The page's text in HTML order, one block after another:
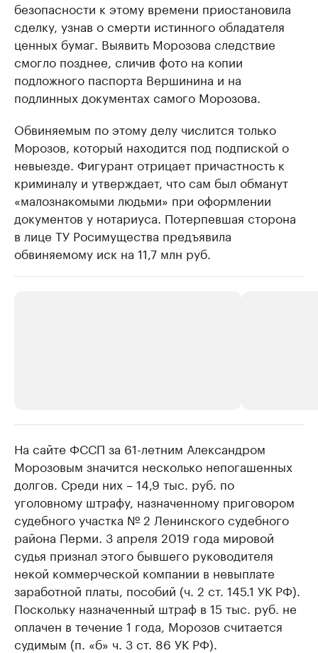
безопасности к этому времени приостановила
сделку, узнав о смерти истинного обладателя
ценных бумаг. Выявить Морозова следствие
смогло позднее, сличив фото на копии
подложного паспорта Вершинина и на
подлинных документах самого Морозова.
Обвиняемым по этому делу числится только
Морозов, который находится под подпиской о
невыезде. Фигурант отрицает причастность к
криминалу и утверждает, что сам был обманут
«малознакомыми людьми» при оформлении
документов у нотариуса. Потерпевшая сторона
в лице ТУ Росимущества предъявила
обвиняемому иск на 11,7 млн руб.
Крупные организации в
нефтегазовой промышленности
Найдите и проверьте данные в каталоге Посмотрите
На сайте ФССП за 61-летним Александром
Морозовым значится несколько непогашенных
долгов. Среди них – 14,9 тыс. руб. по
уголовному штрафу, назначенному приговором
судебного участка № 2 Ленинского судебного
района Перми. 3 апреля 2019 года мировой
судья признал этого бывшего руководителя
некой коммерческой компании в невыплате
заработной платы, пособий (ч. 2 ст. 145.1 УК РФ).
Поскольку назначенный штраф в 15 тыс. руб. не
оплачен в течение 1 года, Морозов считается
судимым (п. «б» ч. 3 ст. 86 УК РФ).